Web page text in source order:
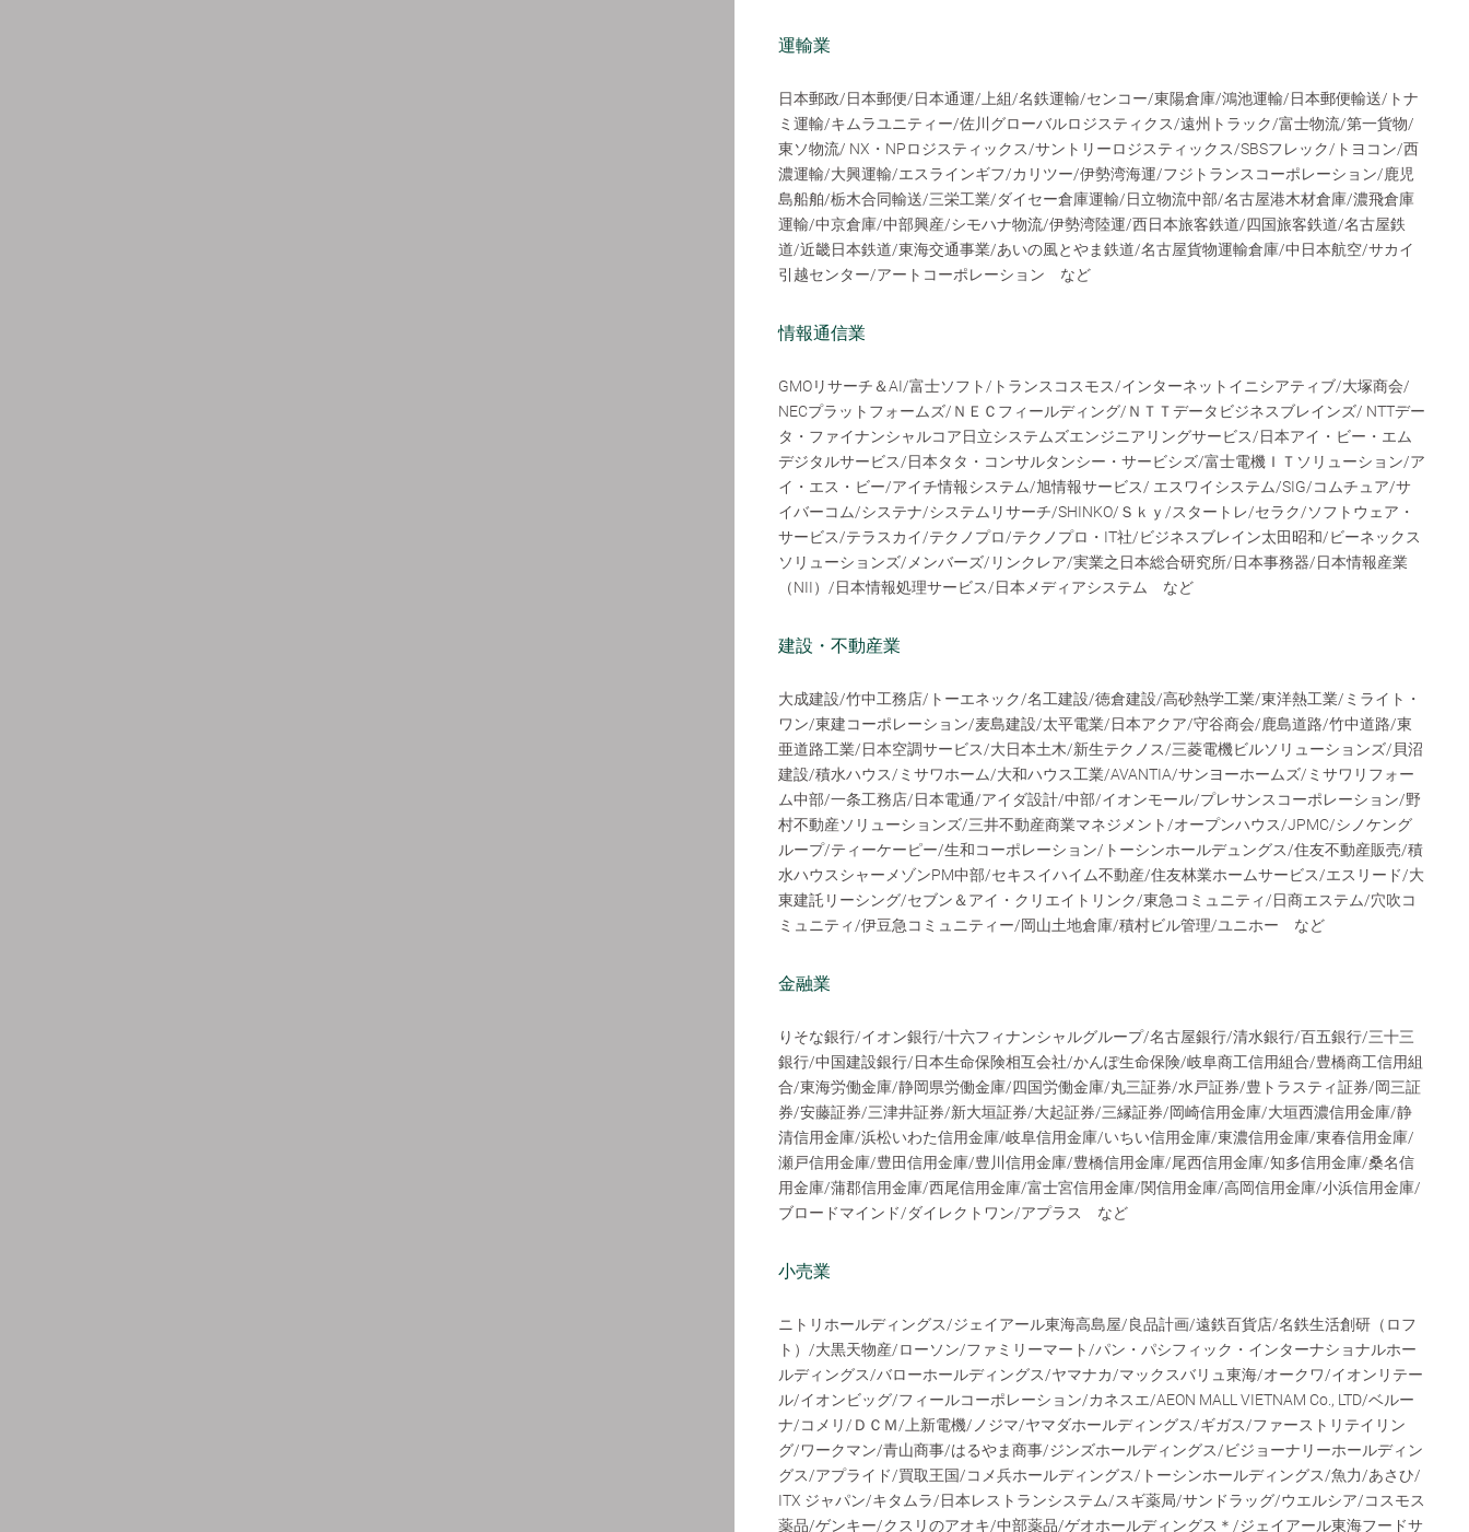
運輸業
日本郵政/日本郵便/日本通運/上組/名鉄運輸/センコー/東陽倉庫/鴻池運輸/日本郵便輸送/トナ
ミ運輸/キムラユニティー/佐川グローバルロジスティクス/遠州トラック/富士物流/第一貨物/
東ソ物流/ NX・NPロジスティックス/サントリーロジスティックス/SBSフレック/トヨコン/西
濃運輸/大興運輸/エスラインギフ/カリツー/伊勢湾海運/フジトランスコーポレーション/鹿児
島船舶/栃木合同輸送/三栄工業/ダイセー倉庫運輸/日立物流中部/名古屋港木材倉庫/濃飛倉庫
運輸/中京倉庫/中部興産/シモハナ物流/伊勢湾陸運/西日本旅客鉄道/四国旅客鉄道/名古屋鉄
道/近畿日本鉄道/東海交通事業/あいの風とやま鉄道/名古屋貨物運輸倉庫/中日本航空/サカイ
引越センター/アートコーポレーション など
情報通信業
GMOリサーチ＆AI/富士ソフト/トランスコスモス/インターネットイニシアティブ/大塚商会/
NECプラットフォームズ/ＮＥＣフィールディング/ＮＴＴデータビジネスブレインズ/ NTTデー
タ・ファイナンシャルコア日立システムズエンジニアリングサービス/日本アイ・ビー・エム
デジタルサービス/日本タタ・コンサルタンシー・サービシズ/富士電機ＩＴソリューション/ア
イ・エス・ビー/アイチ情報システム/旭情報サービス/ エスワイシステム/SIG/コムチュア/サ
イバーコム/システナ/システムリサーチ/SHINKO/Ｓｋｙ/スタートレ/セラク/ソフトウェア・
サービス/テラスカイ/テクノプロ/テクノプロ・IT社/ビジネスブレイン太田昭和/ビーネックス
ソリューションズ/メンバーズ/リンクレア/実業之日本総合研究所/日本事務器/日本情報産業
（NII）/日本情報処理サービス/日本メディアシステム など
建設・不動産業
大成建設/竹中工務店/トーエネック/名工建設/徳倉建設/高砂熱学工業/東洋熱工業/ミライト・
ワン/東建コーポレーション/麦島建設/太平電業/日本アクア/守谷商会/鹿島道路/竹中道路/東
亜道路工業/日本空調サービス/大日本土木/新生テクノス/三菱電機ビルソリューションズ/貝沼
建設/積水ハウス/ミサワホーム/大和ハウス工業/AVANTIA/サンヨーホームズ/ミサワリフォー
ム中部/一条工務店/日本電通/アイダ設計/中部/イオンモール/プレサンスコーポレーション/野
村不動産ソリューションズ/三井不動産商業マネジメント/オープンハウス/JPMC/シノケング
ループ/ティーケーピー/生和コーポレーション/トーシンホールデュングス/住友不動産販売/積
水ハウスシャーメゾンPM中部/セキスイハイム不動産/住友林業ホームサービス/エスリード/大
東建託リーシング/セブン＆アイ・クリエイトリンク/東急コミュニティ/日商エステム/穴吹コ
ミュニティ/伊豆急コミュニティー/岡山土地倉庫/積村ビル管理/ユニホー など
金融業
りそな銀行/イオン銀行/十六フィナンシャルグループ/名古屋銀行/清水銀行/百五銀行/三十三
銀行/中国建設銀行/日本生命保険相互会社/かんぽ生命保険/岐阜商工信用組合/豊橋商工信用組
合/東海労働金庫/静岡県労働金庫/四国労働金庫/丸三証券/水戸証券/豊トラスティ証券/岡三証
券/安藤証券/三津井証券/新大垣証券/大起証券/三縁証券/岡崎信用金庫/大垣西濃信用金庫/静
清信用金庫/浜松いわた信用金庫/岐阜信用金庫/いちい信用金庫/東濃信用金庫/東春信用金庫/
瀬戸信用金庫/豊田信用金庫/豊川信用金庫/豊橋信用金庫/尾西信用金庫/知多信用金庫/桑名信
用金庫/蒲郡信用金庫/西尾信用金庫/富士宮信用金庫/関信用金庫/高岡信用金庫/小浜信用金庫/
ブロードマインド/ダイレクトワン/アプラス など
小売業
ニトリホールディングス/ジェイアール東海高島屋/良品計画/遠鉄百貨店/名鉄生活創研（ロフ
ト）/大黒天物産/ローソン/ファミリーマート/パン・パシフィック・インターナショナルホー
ルディングス/バローホールディングス/ヤマナカ/マックスバリュ東海/オークワ/イオンリテー
ル/イオンビッグ/フィールコーポレーション/カネスエ/AEON MALL VIETNAM Co., LTD/ベルー
ナ/コメリ/ＤＣＭ/上新電機/ノジマ/ヤマダホールディングス/ギガス/ファーストリテイリン
グ/ワークマン/青山商事/はるやま商事/ジンズホールディングス/ビジョーナリーホールディン
グス/アプライド/買取王国/コメ兵ホールディングス/トーシンホールディングス/魚力/あさひ/
ITX ジャパン/キタムラ/日本レストランシステム/スギ薬局/サンドラッグ/ウエルシア/コスモス
薬品/ゲンキー/クスリのアオキ/中部薬品/ゲオホールディングス＊/ジェイアール東海フードサ